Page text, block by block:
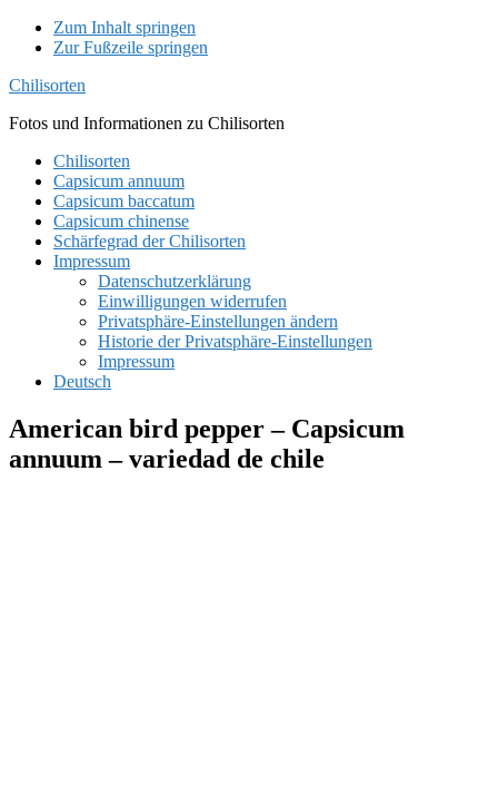
Zum Inhalt springen
Zur Fußzeile springen
Chilisorten
Fotos und Informationen zu Chilisorten
Chilisorten
Capsicum annuum
Capsicum baccatum
Capsicum chinense
Schärfegrad der Chilisorten
Impressum
Datenschutzerklärung
Einwilligungen widerrufen
Privatsphäre-Einstellungen ändern
Historie der Privatsphäre-Einstellungen
Impressum
Deutsch
American bird pepper – Capsicum
annuum – variedad de chile